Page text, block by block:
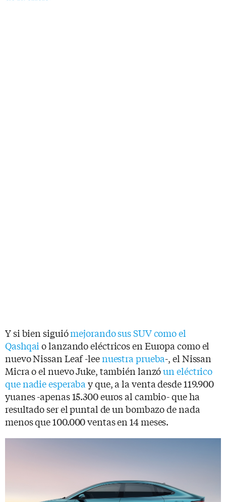
Y si bien siguiómejorando sus SUV como el
Qashqaio lanzando eléctricos en Europa como el
nuevo Nissan Leaf -leenuestra prueba-, el Nissan
Micra o el nuevo Juke, también lanzóun eléctrico
que nadie esperaba y que, a la venta desde 119.900
yuanes -apenas 15.300 euros al cambio- que ha
resultado ser el puntal de un bombazo de nada
menos que 100.000 ventas en 14 meses.